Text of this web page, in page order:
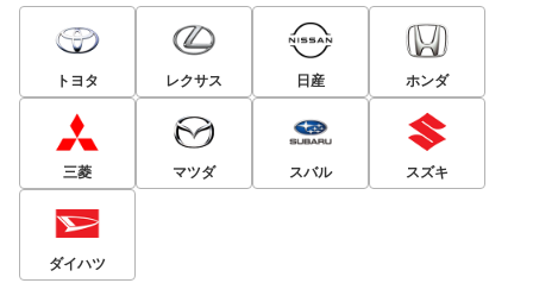
トヨタ レクサス 日産 ホンダ
三菱 マツダ スバル スズキ
ダイハツ